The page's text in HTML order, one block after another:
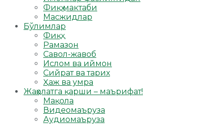
Фиқҳ мактаби
Масжидлар
Бўлимлар
Фиқҳ
Рамазон
Савол-жавоб
Ислом ва иймон
Сийрат ва тарих
Ҳаж ва умра
Жаҳолатга қарши – маърифат!
Мақола
Видеомаъруза
Аудиомаъруза